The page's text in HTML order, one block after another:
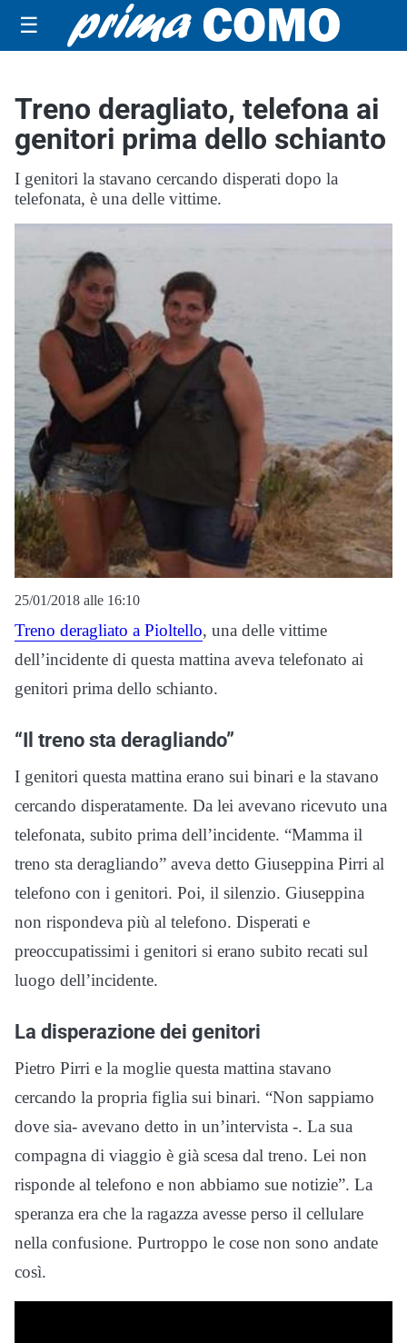
☰
Treno deragliato, telefona ai
genitori prima dello schianto
I genitori la stavano cercando disperati dopo la
telefonata, è una delle vittime.
25/01/2018 alle 16:10
Treno deragliato a Pioltello, una delle vittime
dell’incidente di questa mattina aveva telefonato ai
genitori prima dello schianto.
“Il treno sta deragliando”
I genitori questa mattina erano sui binari e la stavano
cercando disperatamente. Da lei avevano ricevuto una
telefonata, subito prima dell’incidente. “Mamma il
treno sta deragliando” aveva detto Giuseppina Pirri al
telefono con i genitori. Poi, il silenzio. Giuseppina
non rispondeva più al telefono. Disperati e
preoccupatissimi i genitori si erano subito recati sul
luogo dell’incidente.
La disperazione dei genitori
Pietro Pirri e la moglie questa mattina stavano
cercando la propria figlia sui binari. “Non sappiamo
dove sia- avevano detto in un’intervista -. La sua
compagna di viaggio è già scesa dal treno. Lei non
risponde al telefono e non abbiamo sue notizie”. La
speranza era che la ragazza avesse perso il cellulare
nella confusione. Purtroppo le cose non sono andate
così.